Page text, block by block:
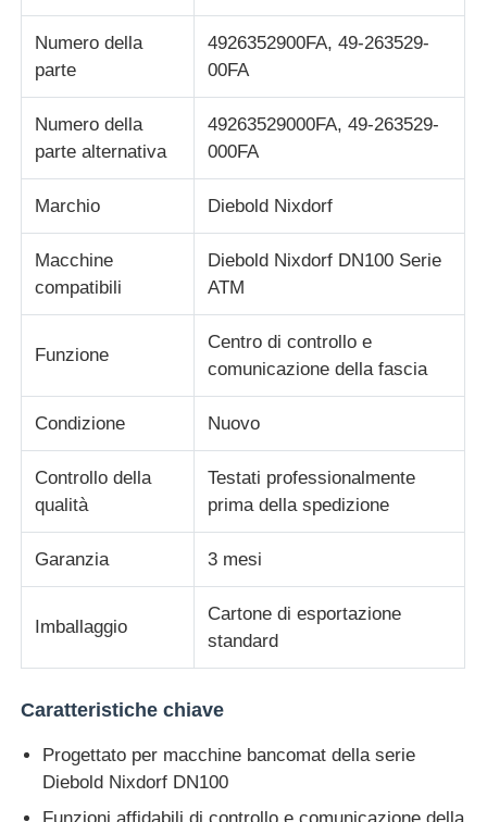
Chi siamo
Fatory Tour
Controllo di qualità
Contattaci
Richiedere un preventivo
Ricambi bancomat NCR
Parti di bancomat Hyosung
Numero della
parte
4926352900FA, 49-263529-
00FA
Numero della
parte alternativa
49263529000FA, 49-263529-
000FA
Marchio Diebold Nixdorf
Macchine
compatibili
Diebold Nixdorf DN100 Serie
ATM
Funzione
Centro di controllo e
comunicazione della fascia
Condizione Nuovo
Controllo della
qualità
Testati professionalmente
prima della spedizione
Garanzia 3 mesi
Imballaggio
Cartone di esportazione
standard
Caratteristiche chiave
Progettato per macchine bancomat della serie
Diebold Nixdorf DN100
Funzioni affidabili di controllo e comunicazione della